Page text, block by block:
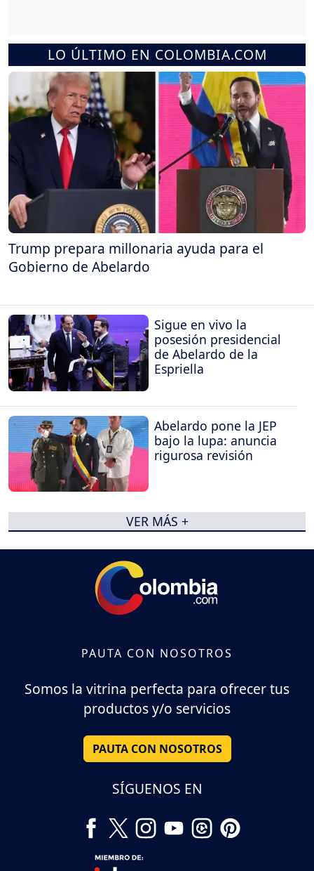
LO ÚLTIMO EN COLOMBIA.COM
Trump prepara millonaria ayuda para el
Gobierno de Abelardo
Sigue en vivo la
posesión presidencial
de Abelardo de la
Espriella
Abelardo pone la JEP
bajo la lupa: anuncia
rigurosa revisión
VER MÁS +
PAUTA CON NOSOTROS
Somos la vitrina perfecta para ofrecer tus
productos y/o servicios
PAUTA CON NOSOTROS
SÍGUENOS EN